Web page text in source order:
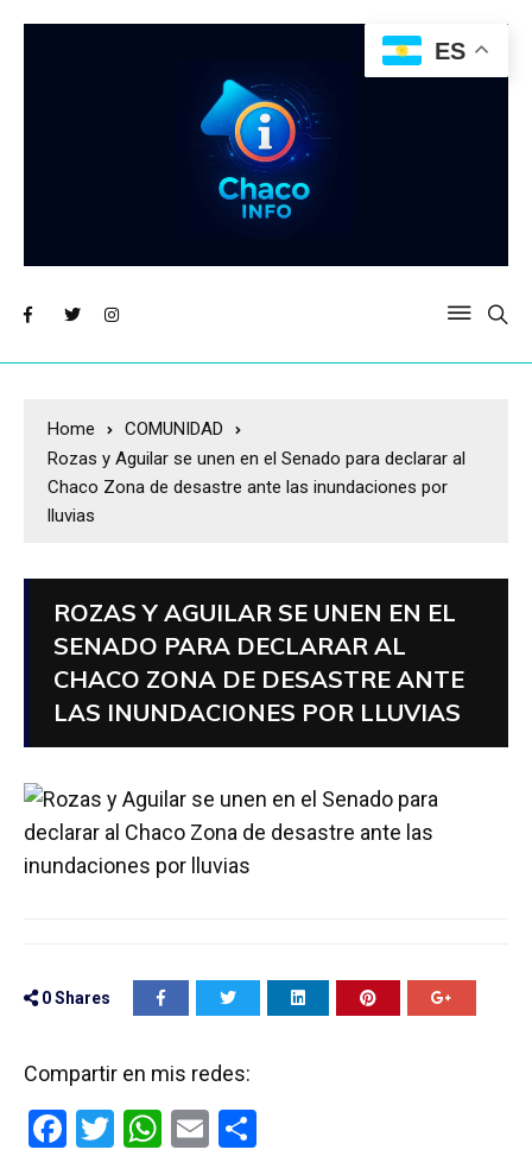
Home
COMUNIDAD
Rozas y Aguilar se unen en el Senado para declarar al
Chaco Zona de desastre ante las inundaciones por
lluvias
ROZAS Y AGUILAR SE UNEN EN EL
SENADO PARA DECLARAR AL
CHACO ZONA DE DESASTRE ANTE
LAS INUNDACIONES POR LLUVIAS
0Shares
Compartir en mis redes:
F
T
W E
ES